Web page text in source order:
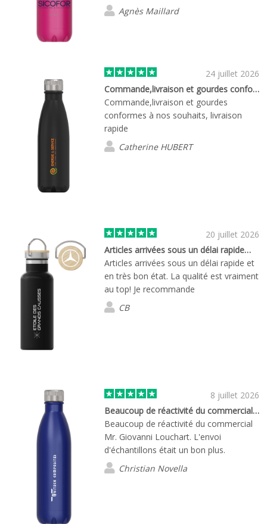
été parfait. Merci encore.
Agnès Maillard
24 juillet 2026
Commande,livraison et gourdes conformes…
Commande,livraison et gourdes
conformes à nos souhaits, livraison
rapide
Catherine HUBERT
20 juillet 2026
Articles arrivées sous un délai rapide…
Articles arrivées sous un délai rapide et
en très bon état. La qualité est vraiment
au top! Je recommande
CB
8 juillet 2026
Beaucoup de réactivité du commercial…
Beaucoup de réactivité du commercial
Mr. Giovanni Louchart. L'envoi
d'échantillons était un bon plus.
Christian Novella